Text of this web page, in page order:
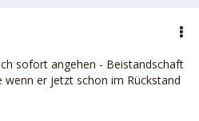
sofort angehen - Beistandschaft
er jetzt schon im Rückstand